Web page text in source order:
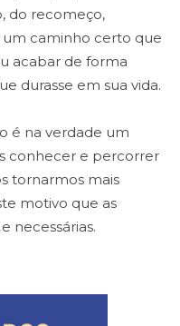
do recomeço,
caminho certo que
acabar de forma
durasse em sua vida.
é na verdade um
conhecer e percorrer
tornarmos mais
motivo que as
necessárias.